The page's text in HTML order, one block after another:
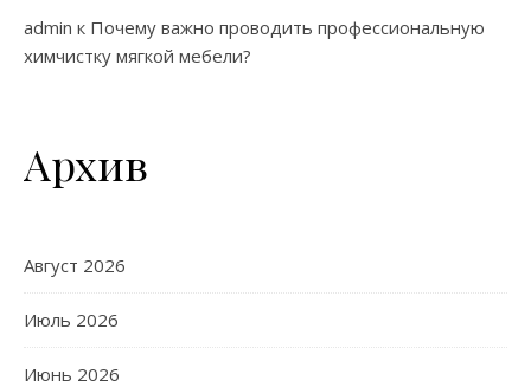
admin к Почему важно проводить профессиональную
химчистку мягкой мебели?
Архив
Август 2026
Июль 2026
Июнь 2026